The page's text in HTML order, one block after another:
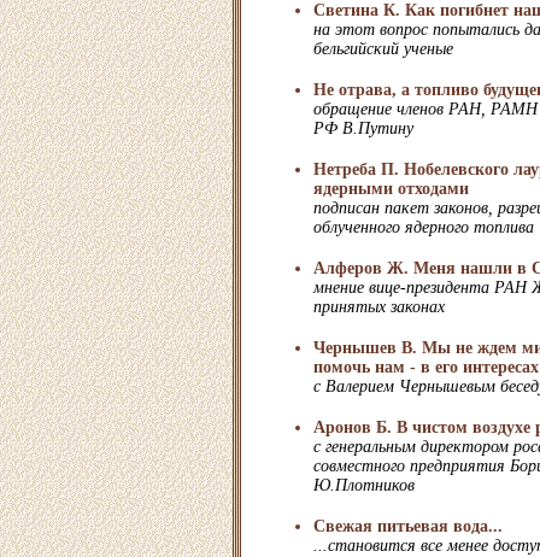
Светина К. Как погибнет
на этот вопрос попытались
бельгийский ученые
Не отрава, а топливо
обращение членов РАН,
РФ В.Путину
Нетреба П. Нобелевского
ядерными отходами
подписан пакет законов,
облученного ядерного топлива
Алферов Ж. Меня нашли в
мнение вице-президента РАН
принятых законах
Чернышев В. Мы не ждем
помочь нам - в его интересах
с Валерием Чернышевым
Аронов Б. В чистом воздухе
с генеральным директором
совместного предприятия
Ю.Плотников
Свежая питьевая вода...
...становится все менее